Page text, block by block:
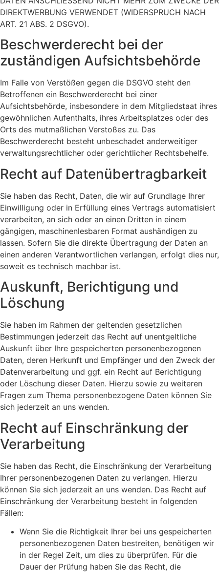
DIREKTWERBUNG VERWENDET (WIDERSPRUCH NACH
ART. 21 ABS. 2 DSGVO).
Beschwerde­recht bei der
zuständigen Aufsichts­behörde
Im Falle von Verstößen gegen die DSGVO steht den
Betroffenen ein Beschwerderecht bei einer
Aufsichtsbehörde, insbesondere in dem Mitgliedstaat ihres
gewöhnlichen Aufenthalts, ihres Arbeitsplatzes oder des
Orts des mutmaßlichen Verstoßes zu. Das
Beschwerderecht besteht unbeschadet anderweitiger
verwaltungsrechtlicher oder gerichtlicher Rechtsbehelfe.
Recht auf Daten­übertrag­barkeit
Sie haben das Recht, Daten, die wir auf Grundlage Ihrer
Einwilligung oder in Erfüllung eines Vertrags automatisiert
verarbeiten, an sich oder an einen Dritten in einem
gängigen, maschinenlesbaren Format aushändigen zu
lassen. Sofern Sie die direkte Übertragung der Daten an
einen anderen Verantwortlichen verlangen, erfolgt dies nur,
soweit es technisch machbar ist.
Auskunft, Berichtigung und
Löschung
Sie haben im Rahmen der geltenden gesetzlichen
Bestimmungen jederzeit das Recht auf unentgeltliche
Auskunft über Ihre gespeicherten personenbezogenen
Daten, deren Herkunft und Empfänger und den Zweck der
Datenverarbeitung und ggf. ein Recht auf Berichtigung
oder Löschung dieser Daten. Hierzu sowie zu weiteren
Fragen zum Thema personenbezogene Daten können Sie
sich jederzeit an uns wenden.
Recht auf Einschränkung der
Verarbeitung
Sie haben das Recht, die Einschränkung der Verarbeitung
Ihrer personenbezogenen Daten zu verlangen. Hierzu
können Sie sich jederzeit an uns wenden. Das Recht auf
Einschränkung der Verarbeitung besteht in folgenden
Fällen:
Wenn Sie die Richtigkeit Ihrer bei uns gespeicherten
personenbezogenen Daten bestreiten, benötigen wir
in der Regel Zeit, um dies zu überprüfen. Für die
Dauer der Prüfung haben Sie das Recht, die